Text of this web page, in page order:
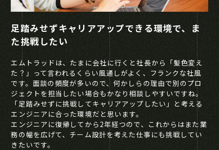
足踏みせずキャリアアップできる環境で、ま
た挑戦したい
エムトラッドは、たまに会社に行くと社長から「髪色変え
た？」って言われるくらい風通しがよく、フランクな社風
です。面談の頻度が多いので、何かしらの理由で別のプロ
ジェクトを担当したい場合もかなり相談しやすいですね。
「足踏みせずに挑戦してキャリアアップしたい」と考える
エンジニアに合った環境だと思います。
エンジニアに復帰してから2年経つので、これからはまた業
務の幅を広げて、チーム設計を考えた仕事にも挑戦してい
きたいです。